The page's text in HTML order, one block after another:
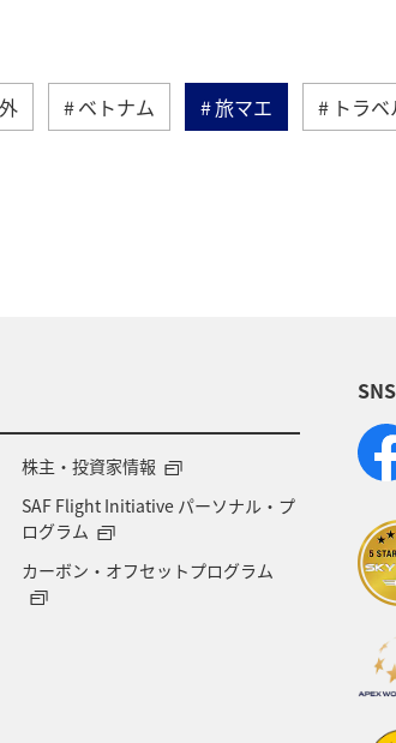
ベトナム 旅マエ トラ
株主・投資家情報
SAF Flight Initiative パーソナル・プ
ログラム
カーボン・オフセットプログラム